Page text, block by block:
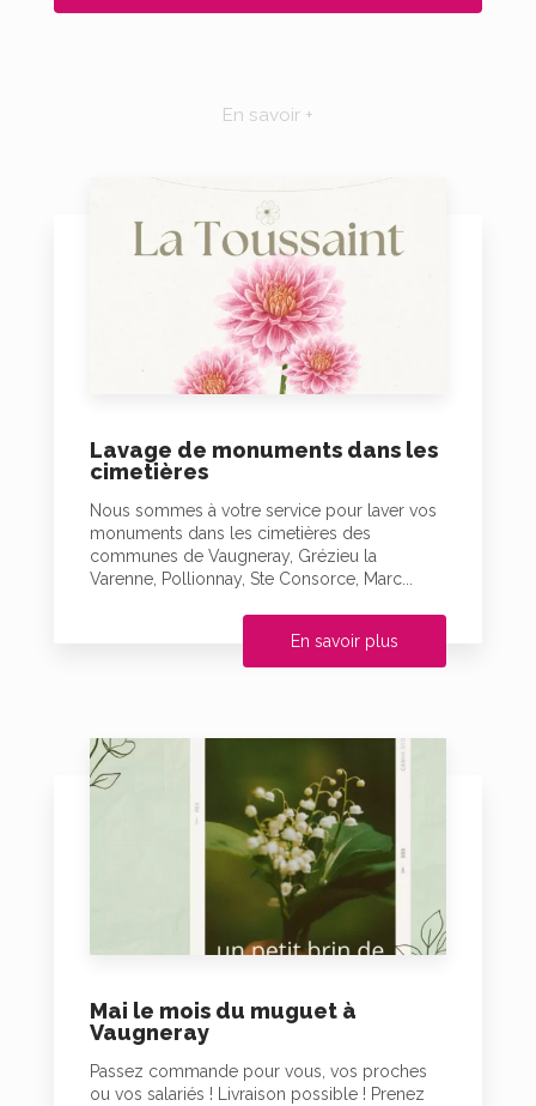
En savoir +
Lavage de monuments dans les
cimetières
Nous sommes à votre service pour laver vos
monuments dans les cimetières des
communes de Vaugneray, Grézieu la
Varenne, Pollionnay, Ste Consorce, Marc...
En savoir plus
Mai le mois du muguet à
Vaugneray
Passez commande pour vous, vos proches
ou vos salariés ! Livraison possible ! Prenez